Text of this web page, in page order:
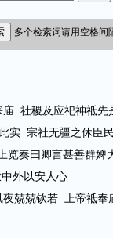
稷及应祀神祗先
宗社无疆之休臣
览奏曰卿言甚善群
外以安人心
兢钦若 上帝祗奉